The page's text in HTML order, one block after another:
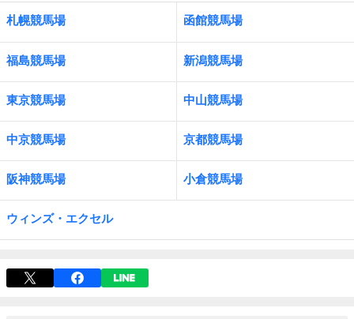
札幌競馬場 函館競馬場
福島競馬場 新潟競馬場
東京競馬場 中山競馬場
中京競馬場 京都競馬場
阪神競馬場 小倉競馬場
ウィンズ・エクセル